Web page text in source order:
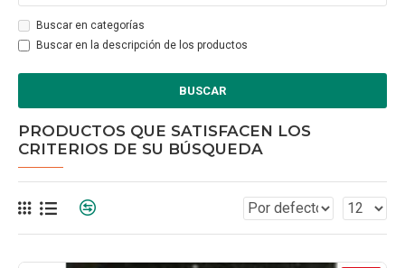
Buscar en categorías
Buscar en la descripción de los productos
BUSCAR
PRODUCTOS QUE SATISFACEN LOS
CRITERIOS DE SU BÚSQUEDA